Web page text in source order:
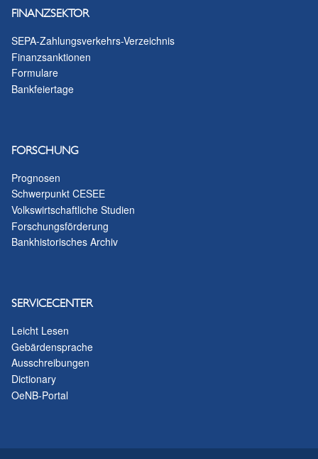
FINANZSEKTOR
SEPA-Zahlungsverkehrs-Verzeichnis
Finanzsanktionen
Formulare
Bankfeiertage
FORSCHUNG
Prognosen
Schwerpunkt CESEE
Volkswirtschaftliche Studien
Forschungsförderung
Bankhistorisches Archiv
SERVICECENTER
Leicht Lesen
Gebärdensprache
Ausschreibungen
Dictionary
OeNB-Portal